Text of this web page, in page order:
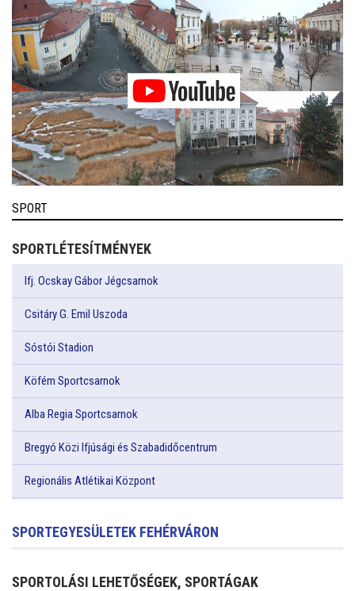
SPORT
SPORTLÉTESÍTMÉNYEK
Ifj. Ocskay Gábor Jégcsarnok
Csitáry G. Emil Uszoda
Sóstói Stadion
Köfém Sportcsarnok
Alba Regia Sportcsarnok
Bregyó Közi Ifjúsági és Szabadidőcentrum
Regionális Atlétikai Központ
SPORTEGYESÜLETEK FEHÉRVÁRON
SPORTOLÁSI LEHETŐSÉGEK, SPORTÁGAK